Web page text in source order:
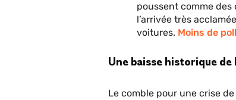
poussent comme des
l’arrivée très
voitures. Moins de
Une baisse historique de
Le comble pour une crise